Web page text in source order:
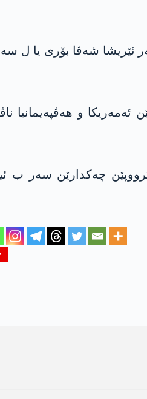
ئێریشا شەڤا بۆری یا ل
بارەگەهێن لەشکەری یێن ئه‌مەریکا و
ئاسمانی ل سەر بارەگەهێن گرووپێن